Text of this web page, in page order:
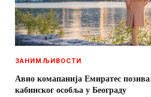
ЗАНИМЉИВОСТИ
Авио комапанија Емиратес
кабинског особља у Београду